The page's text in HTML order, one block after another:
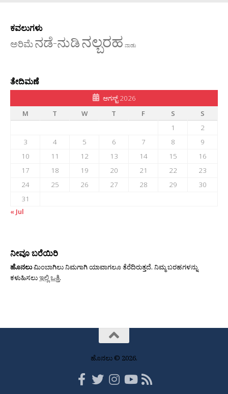
ಕವಲುಗಳು
ಅರಿಮೆನಡೆ-ನುಡಿನಲ್ಬರಹ ನಾಡು
ತೇದಿಮಣೆ
ಆಗಸ್ಟ್ 2026
M
T W T F S
S
1
2
3
4 5 6 7 8
9
10
11 12 13 14 15
16
17
18 19 20 21 22
23
24
25 26 27 28 29
30
31
« Jul
ನೀವೂ ಬರೆಯಿರಿ
ಹೊನಲುಮಿಂಬಾಗಿಲು ನಿಮಗಾಗಿ ಯಾವಾಗಲೂ ತೆರೆದಿರುತ್ತದೆ. ನಿಮ್ಮ ಬರಹಗಳನ್ನು
ಕಳುಹಿಸಲುಇಲ್ಲಿ ಒತ್ತಿ.
ಹೊನಲು © 2026.